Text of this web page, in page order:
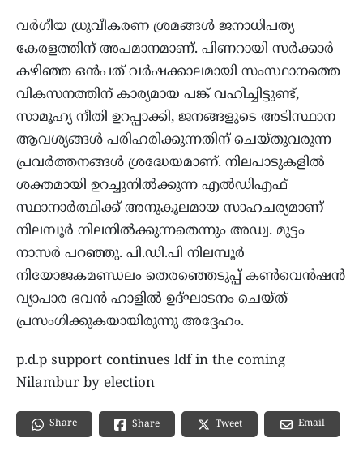
വര്‍ഗീയ ധ്രുവീകരണ ശ്രമങ്ങള്‍ ജനാധിപത്യ
കേരളത്തിന് അപമാനമാണ്. പിണറായി സര്‍ക്കാര്‍
കഴിഞ്ഞ ഒന്‍പത് വര്‍ഷക്കാലമായി സംസ്ഥാനത്തെ
വികസനത്തിന് കാര്യമായ പങ്ക് വഹിച്ചിട്ടുണ്ട്,
സാമൂഹ്യ നീതി ഉറപ്പാക്കി, ജനങ്ങളുടെ അടിസ്ഥാന
ആവശ്യങ്ങള്‍ പരിഹരിക്കുന്നതിന് ചെയ്തുവരുന്ന
പ്രവര്‍ത്തനങ്ങള്‍ ശ്രദ്ധേയമാണ്. നിലപാടുകളില്‍
ശക്തമായി ഉറച്ചുനില്‍ക്കുന്ന എല്‍ഡിഎഫ്
സ്ഥാനാര്‍ത്ഥിക്ക് അനുകൂലമായ സാഹചര്യമാണ്
നിലമ്പൂര്‍ നിലനില്‍ക്കുന്നതെന്നും അഡ്വ. മുട്ടം
നാസര്‍ പറഞ്ഞു. പി.ഡി.പി നിലമ്പൂര്‍
നിയോജകമണ്ഡലം തെരഞ്ഞെടുപ്പ് കണ്‍വെന്‍ഷന്‍
വ്യാപാര ഭവന്‍ ഹാളില്‍ ഉദ്ഘാടനം ചെയ്ത്
പ്രസംഗിക്കുകയായിരുന്നു അദ്ദേഹം.
p.d.p support continues ldf in the coming
Nilambur by election
Share Share Tweet Email